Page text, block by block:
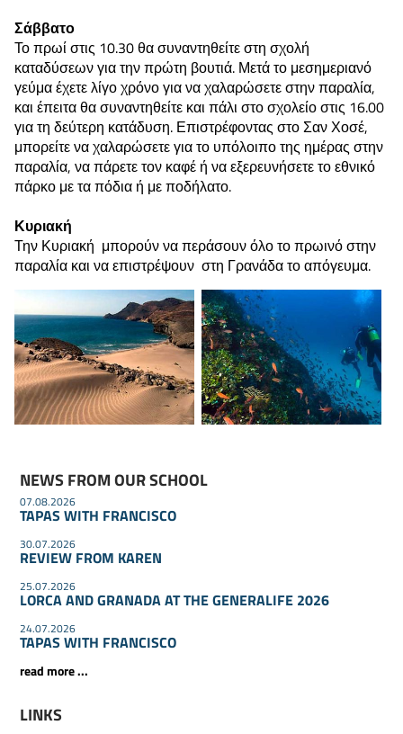
Σάββατο
Το πρωί στις 10.30 θα συναντηθείτε στη σχολή
καταδύσεων για την πρώτη βουτιά. Μετά το μεσημεριανό
γεύμα έχετε λίγο χρόνο για να χαλαρώσετε στην παραλία,
και έπειτα θα συναντηθείτε και πάλι στο σχολείο στις 16.00
για τη δεύτερη κατάδυση. Επιστρέφοντας στο Σαν Χοσέ,
μπορείτε να χαλαρώσετε για το υπόλοιπο της ημέρας στην
παραλία, να πάρετε τον καφέ ή να εξερευνήσετε το εθνικό
πάρκο με τα πόδια ή με ποδήλατο.
Κυριακή
Την Κυριακή μπορούν να περάσουν όλο το πρωινό στην
παραλία και να επιστρέψουν στη Γρανάδα το απόγευμα.
NEWS FROM OUR SCHOOL
07.08.2026
TAPAS WITH FRANCISCO
30.07.2026
REVIEW FROM KAREN
25.07.2026
LORCA AND GRANADA AT THE GENERALIFE 2026
24.07.2026
TAPAS WITH FRANCISCO
read more ...
LINKS